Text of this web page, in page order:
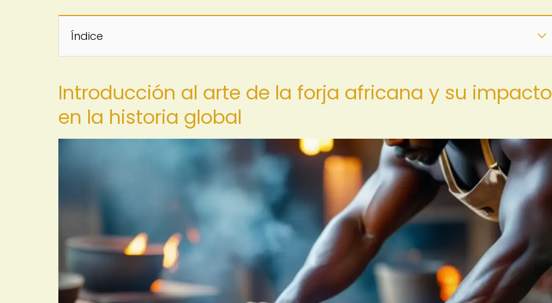
Índice
Introducción al arte de la forja africana y su impacto
en la historia global